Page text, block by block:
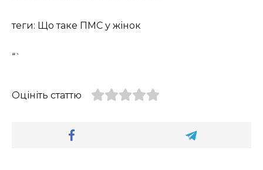
теги: Що таке ПМС у жінок
“`
Оцініть статтю